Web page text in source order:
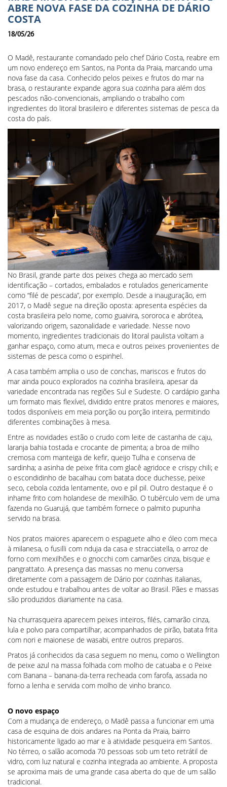
ABRE NOVA FASE DA COZINHA DE DÁRIO
COSTA
18/05/26
O Madê, restaurante comandado pelo chef Dário Costa, reabre em
um novo endereço em Santos, na Ponta da Praia, marcando uma
nova fase da casa. Conhecido pelos peixes e frutos do mar na
brasa, o restaurante expande agora sua cozinha para além dos
pescados não-convencionais, ampliando o trabalho com
ingredientes do litoral brasileiro e diferentes sistemas de pesca da
costa do país.
No Brasil, grande parte dos peixes chega ao mercado sem
identificação – cortados, embalados e rotulados genericamente
como “filé de pescada”, por exemplo. Desde a inauguração, em
2017, o Madê segue na direção oposta: apresenta espécies da
costa brasileira pelo nome, como guaivira, sororoca e abrótea,
valorizando origem, sazonalidade e variedade. Nesse novo
momento, ingredientes tradicionais do litoral paulista voltam a
ganhar espaço, como atum, meca e outros peixes provenientes de
sistemas de pesca como o espinhel.
A casa também amplia o uso de conchas, mariscos e frutos do
mar ainda pouco explorados na cozinha brasileira, apesar da
variedade encontrada nas regiões Sul e Sudeste. O cardápio ganha
um formato mais flexível, dividido entre pratos menores e maiores,
todos disponíveis em meia porção ou porção inteira, permitindo
diferentes combinações à mesa.
Entre as novidades estão o crudo com leite de castanha de caju,
laranja bahia tostada e crocante de pimenta; a broa de milho
cremosa com manteiga de kefir, queijo Tulha e conserva de
sardinha; a asinha de peixe frita com glacê agridoce e crispy chili; e
o escondidinho de bacalhau com batata doce duchesse, peixe
seco, cebola cozida lentamente, ovo e pil pil. Outro destaque é o
inhame frito com holandese de mexilhão. O tubérculo vem de uma
fazenda no Guarujá, que também fornece o palmito pupunha
servido na brasa.
Nos pratos maiores aparecem o espaguete alho e óleo com meca
à milanesa, o fusilli com nduja da casa e stracciatella, o arroz de
forno com mexilhões e o gnocchi com camarões cinza, bisque e
pangrattato. A presença das massas no menu conversa
diretamente com a passagem de Dário por cozinhas italianas,
onde estudou e trabalhou antes de voltar ao Brasil. Pães e massas
são produzidos diariamente na casa.
Na churrasqueira aparecem peixes inteiros, filés, camarão cinza,
lula e polvo para compartilhar, acompanhados de pirão, batata frita
com nori e maionese de wasabi, entre outros preparos.
Pratos já conhecidos da casa seguem no menu, como o Wellington
de peixe azul na massa folhada com molho de catuaba e o Peixe
com Banana – banana-da-terra recheada com farofa, assada no
forno a lenha e servida com molho de vinho branco.
O novo espaço
Com a mudança de endereço, o Madê passa a funcionar em uma
casa de esquina de dois andares na Ponta da Praia, bairro
historicamente ligado ao mar e à atividade pesqueira em Santos.
No térreo, o salão acomoda 70 pessoas sob um teto retrátil de
vidro, com luz natural e cozinha integrada ao ambiente. A proposta
se aproxima mais de uma grande casa aberta do que de um salão
tradicional.